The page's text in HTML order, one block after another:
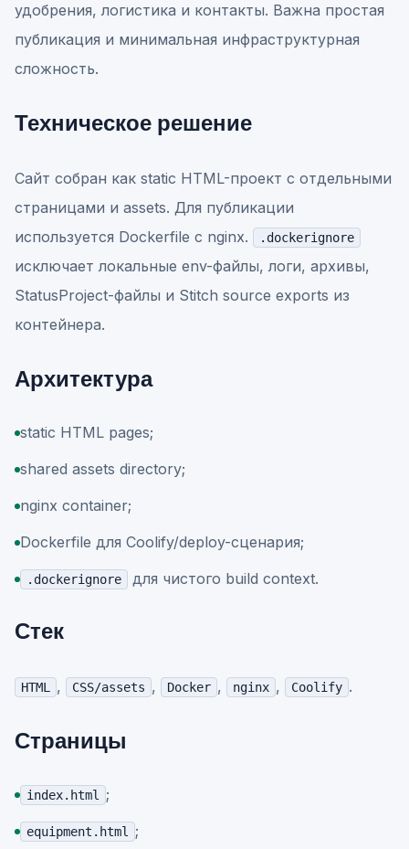
удобрения, логистика и контакты. Важна простая
публикация и минимальная инфраструктурная
сложность.
Техническое решение
Сайт собран как static HTML-проект с отдельными
страницами и assets. Для публикации
используется Dockerfile с nginx.
.dockerignore
исключает локальные env-файлы, логи, архивы,
StatusProject-файлы и Stitch source exports из
контейнера.
Архитектура
static HTML pages;
shared assets directory;
nginx container;
Dockerfile для Coolify/deploy-сценария;
.dockerignore для чистого build context.
Стек
HTML , CSS/assets , Docker , nginx , Coolify .
Страницы
index.html ;
equipment.html ;